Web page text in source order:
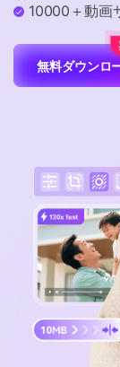
AI 機能
操作ガイド
動画関連のコツ
特集ページ
サポート
バージョン履歴
search
10000＋動画
無料ダウンロ